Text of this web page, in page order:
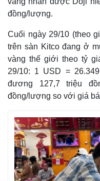
đồng/lượng.
Cuối ngày 29/10 (theo
trên sàn Kitco đang ở
vàng thế giới theo tỷ
29/10: 1 USD =
đương 127,7 triệu
đồng/lượng so với giá